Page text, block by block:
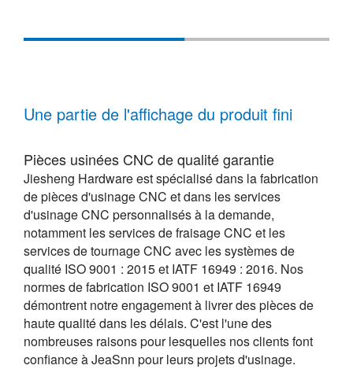
Une partie de l'affichage du produit fini
Pièces usinées CNC de qualité garantie
Jiesheng Hardware est spécialisé dans la fabrication
de pièces d'usinage CNC et dans les services
d'usinage CNC personnalisés à la demande,
notamment les services de fraisage CNC et les
services de tournage CNC avec les systèmes de
qualité ISO 9001 : 2015 et IATF 16949 : 2016. Nos
normes de fabrication ISO 9001 et IATF 16949
démontrent notre engagement à livrer des pièces de
haute qualité dans les délais. C'est l'une des
nombreuses raisons pour lesquelles nos clients font
confiance à JeaSnn pour leurs projets d'usinage.